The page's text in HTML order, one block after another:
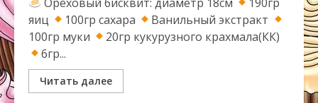
яиц
100гр сахара
Ванильный экстракт
100гр муки
20гр кукурузного крахмала(КК)
6гр...
Читать далее